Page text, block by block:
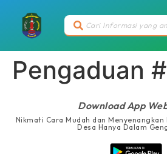
Pengaduan
Download App
Nikmati Cara Mudah dan
Desa Hanya Dalam